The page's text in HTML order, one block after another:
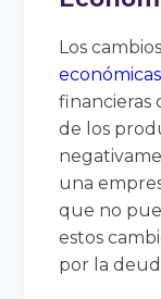
Los
económicas
financieras
de los
una
que no
estos
por la